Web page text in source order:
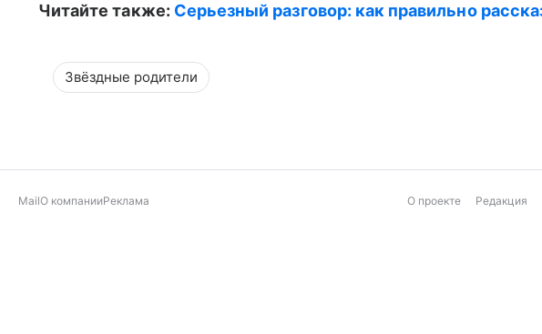
Читайте также: Серьезный разговор: как правильно
Звёздные родители
MailО компанииРеклама О проекте Редакция